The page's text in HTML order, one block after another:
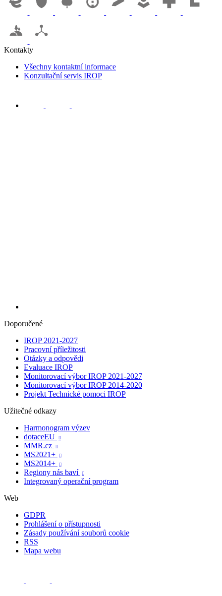
Kontakty
Všechny kontaktní informace
Konzultační servis IROP
Doporučené
IROP 2021-2027
Pracovní příležitosti
Otázky a odpovědi
Evaluace IROP
Monitorovací výbor IROP 2021-2027
Monitorovací výbor IROP 2014-2020
Projekt Technické pomoci IROP
Užitečné odkazy
Harmonogram výzev
dotaceEU

MMR.cz 
MS2021+ 
MS2014+ 
Regiony nás baví 
Integrovaný operační program
Web
GDPR
Prohlášení o přístupnosti
Zásady používání souborů cookie
RSS
Mapa webu